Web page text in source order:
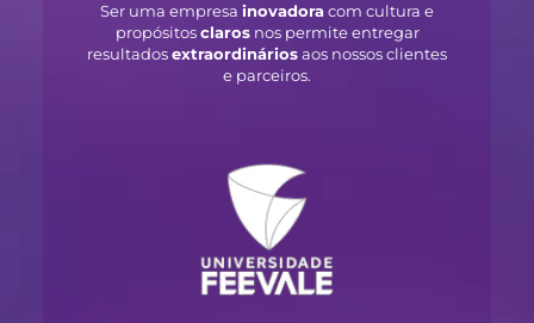
Ser uma empresa inovadoracom cultura e
propósitosclarosnos permite entregar
resultadosextraordináriosaos nossos clientes
e parceiros.